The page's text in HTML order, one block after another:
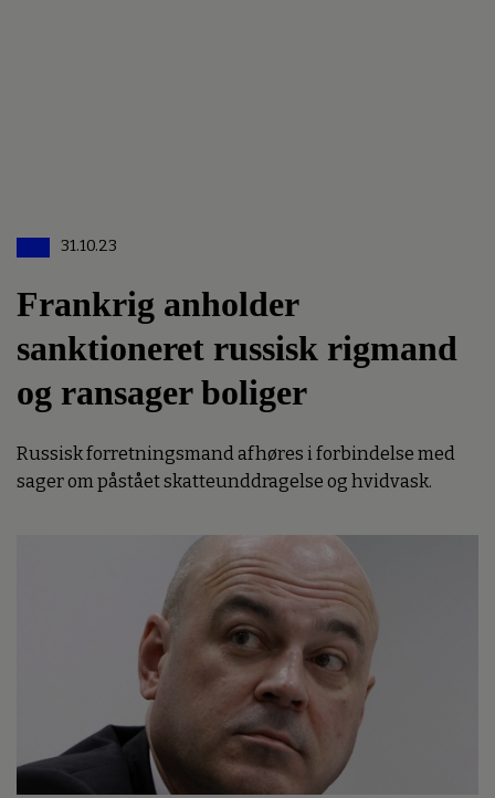
31.10.23
Frankrig anholder
sanktioneret russisk rigmand
og ransager boliger
Russisk forretningsmand afhøres i forbindelse med
sager om påstået skatteunddragelse og hvidvask.